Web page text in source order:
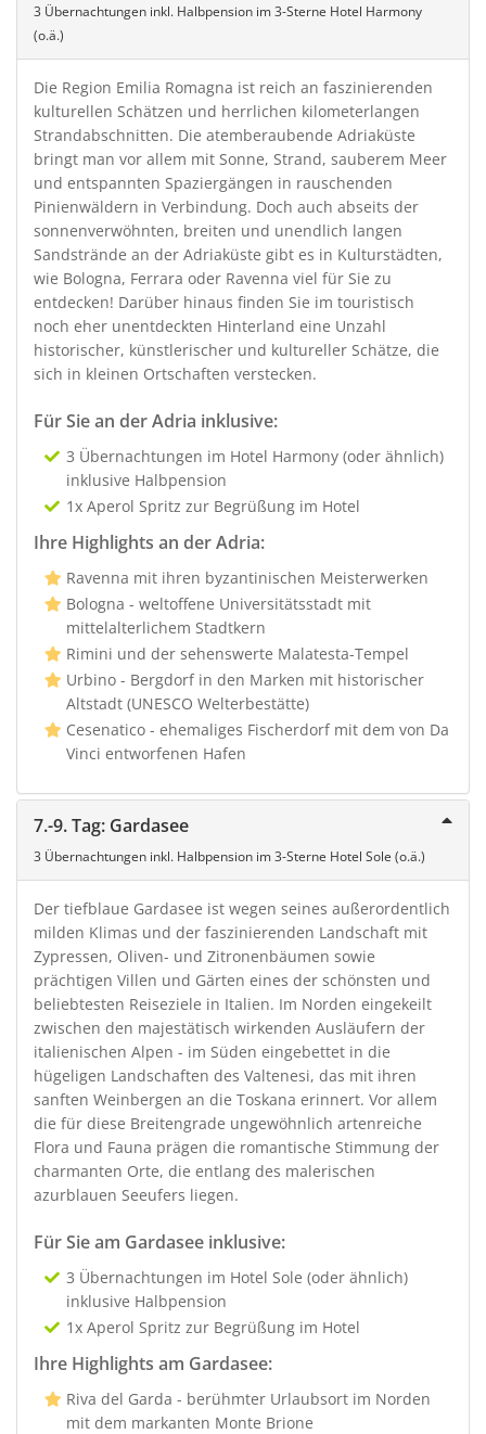
3 Übernachtungen inkl. Halbpension im 3-Sterne Hotel Harmony
(o.ä.)
Die Region Emilia Romagna ist reich an faszinierenden
kulturellen Schätzen und herrlichen kilometerlangen
Strandabschnitten. Die atemberaubende Adriaküste
bringt man vor allem mit Sonne, Strand, sauberem Meer
und entspannten Spaziergängen in rauschenden
Pinienwäldern in Verbindung. Doch auch abseits der
sonnenverwöhnten, breiten und unendlich langen
Sandstrände an der Adriaküste gibt es in Kulturstädten,
wie Bologna, Ferrara oder Ravenna viel für Sie zu
entdecken! Darüber hinaus finden Sie im touristisch
noch eher unentdeckten Hinterland eine Unzahl
historischer, künstlerischer und kultureller Schätze, die
sich in kleinen Ortschaften verstecken.
Für Sie an der Adria inklusive:
3 Übernachtungen im Hotel Harmony (oder ähnlich)
inklusive Halbpension
1x Aperol Spritz zur Begrüßung im Hotel
Ihre Highlights an der Adria:
Ravenna mit ihren byzantinischen Meisterwerken
Bologna - weltoffene Universitätsstadt mit
mittelalterlichem Stadtkern
Rimini und der sehenswerte Malatesta-Tempel
Urbino - Bergdorf in den Marken mit historischer
Altstadt (UNESCO Welterbestätte)
Cesenatico - ehemaliges Fischerdorf mit dem von Da
Vinci entworfenen Hafen
7.-9. Tag: Gardasee
3 Übernachtungen inkl. Halbpension im 3-Sterne Hotel Sole (o.ä.)
Der tiefblaue Gardasee ist wegen seines außerordentlich
milden Klimas und der faszinierenden Landschaft mit
Zypressen, Oliven- und Zitronenbäumen sowie
prächtigen Villen und Gärten eines der schönsten und
beliebtesten Reiseziele in Italien. Im Norden eingekeilt
zwischen den majestätisch wirkenden Ausläufern der
italienischen Alpen - im Süden eingebettet in die
hügeligen Landschaften des Valtenesi, das mit ihren
sanften Weinbergen an die Toskana erinnert. Vor allem
die für diese Breitengrade ungewöhnlich artenreiche
Flora und Fauna prägen die romantische Stimmung der
charmanten Orte, die entlang des malerischen
azurblauen Seeufers liegen.
Für Sie am Gardasee inklusive:
3 Übernachtungen im Hotel Sole (oder ähnlich)
inklusive Halbpension
1x Aperol Spritz zur Begrüßung im Hotel
Ihre Highlights am Gardasee:
Riva del Garda - berühmter Urlaubsort im Norden
mit dem markanten Monte Brione